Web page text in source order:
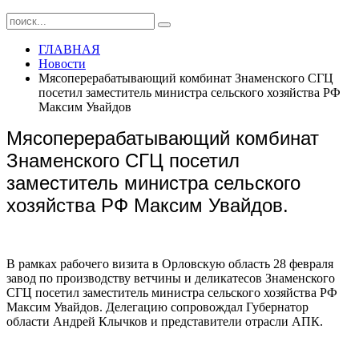
ГЛАВНАЯ
Новости
Мясоперерабатывающий комбинат Знаменского СГЦ
посетил заместитель министра сельского хозяйства РФ
Максим Увайдов
Мясоперерабатывающий комбинат
Знаменского СГЦ посетил
заместитель министра сельского
хозяйства РФ Максим Увайдов.
В рамках рабочего визита в Орловскую область 28 февраля
завод по производству ветчины и деликатесов Знаменского
СГЦ посетил заместитель министра сельского хозяйства РФ
Максим Увайдов. Делегацию сопровождал Губернатор
области Андрей Клычков и представители отрасли АПК.